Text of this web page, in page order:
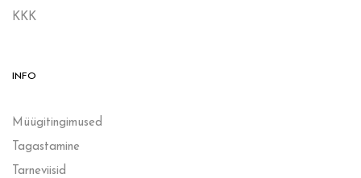
KKK
INFO
Müügitingimused
Tagastamine
Tarneviisid